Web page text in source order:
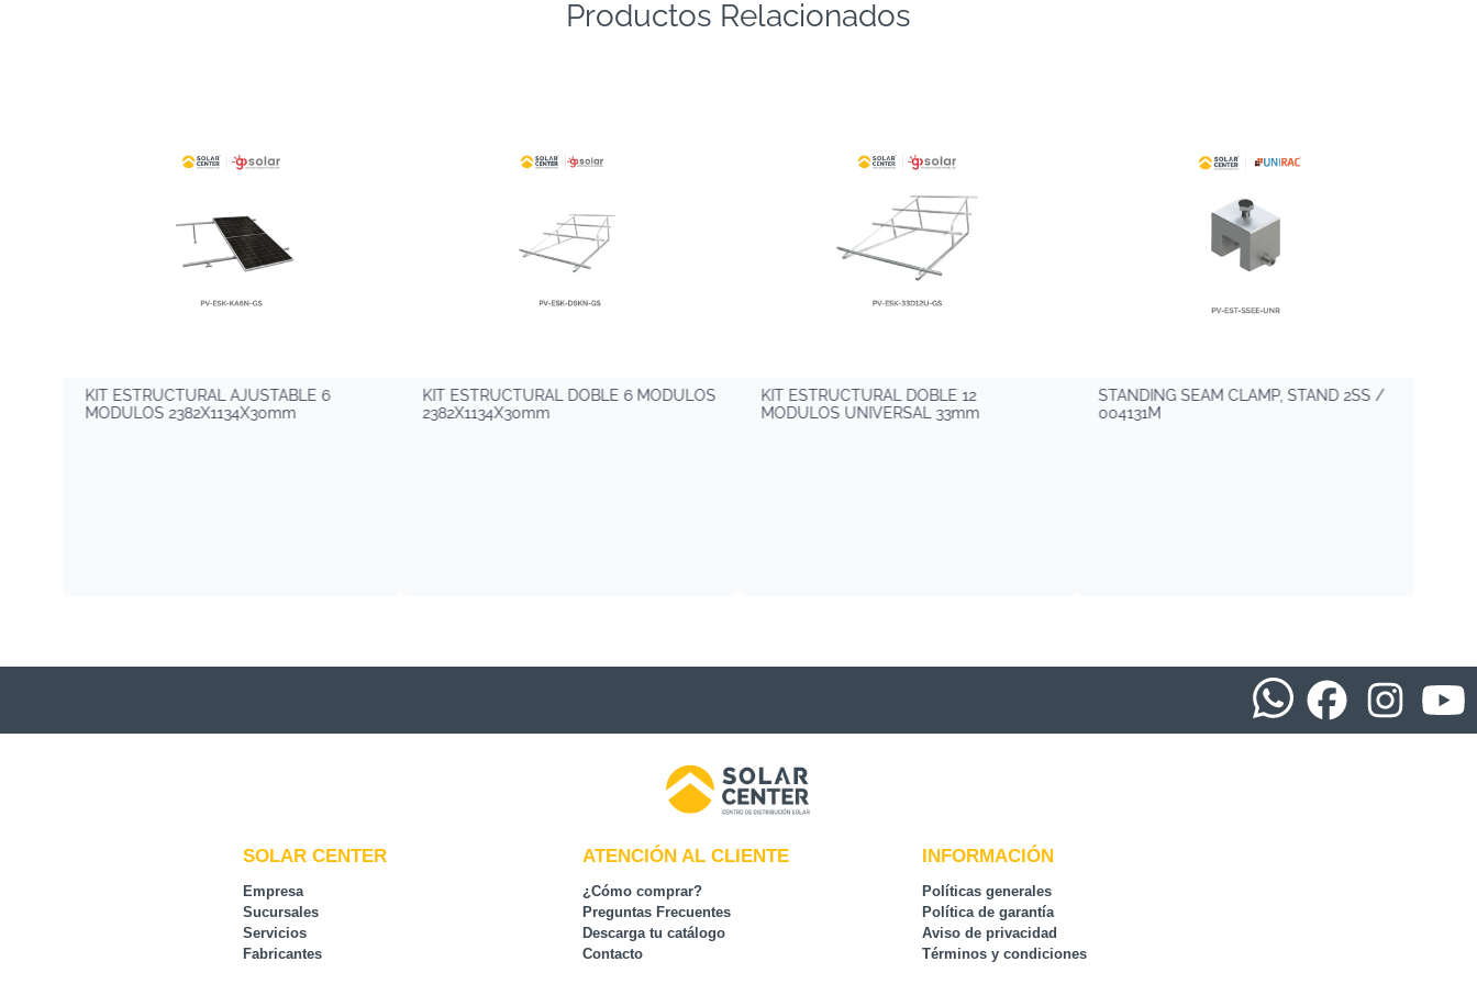
Productos Relacionados
KIT ESTRUCTURAL AJUSTABLE 6
MODULOS 2382X1134X30mm
KIT ESTRUCTURAL DOBLE 6 MODULOS
2382X1134X30mm
KIT ESTRUCTURAL DOBLE 12
MODULOS UNIVERSAL 33mm
STANDING SEAM CLAMP, STAND 2SS /
004131M
SOLAR CENTER
Empresa
Sucursales
Servicios
Fabricantes
ATENCIÓN AL CLIENTE
¿Cómo comprar?
Preguntas Frecuentes
Descarga tu catálogo
Contacto
INFORMACIÓN
Políticas generales
Política de garantía
Aviso de privacidad
Términos y condiciones